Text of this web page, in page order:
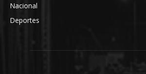
Nacional
Deportes